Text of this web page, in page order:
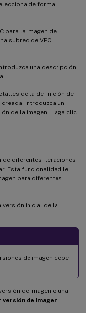
de forma
para la imagen de
subred de VPC
introduzca una descripción
de la definición de
creada. Introduzca un
de la imagen. Haga clic
de diferentes iteraciones
Esta funcionalidad le
para diferentes
versión inicial de la
de imagen debe
de imagen o una
versión de imagen